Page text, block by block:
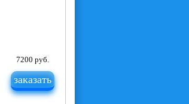
7200 руб.
заказать